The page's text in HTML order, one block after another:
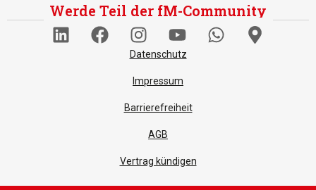
Werde Teil der fM-Community
Datenschutz
Impressum
Barrierefreiheit
AGB
Vertrag kündigen